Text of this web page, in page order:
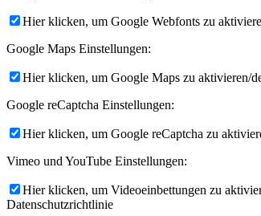
Hier klicken, um Google Webfonts zu
Google Maps Einstellungen:
Hier klicken, um Google Maps zu aktivieren/
Google reCaptcha Einstellungen:
Hier klicken, um Google reCaptcha zu
Vimeo und YouTube Einstellungen:
Hier klicken, um Videoeinbettungen zu
Datenschutzrichtlinie